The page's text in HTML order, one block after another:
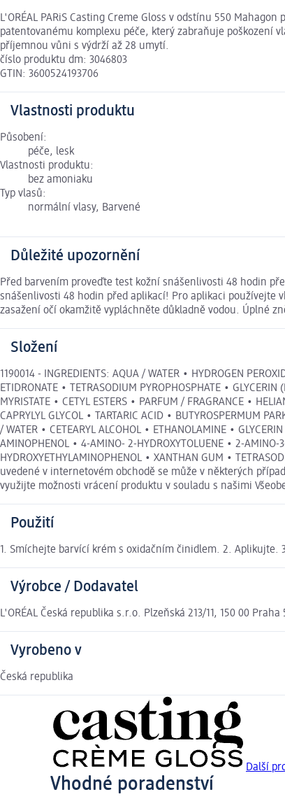
L'ORÉAL PARiS Casting Creme Gloss v odstínu 550
patentovanému komplexu péče, který zabraňuje poškození
příjemnou vůni s výdrží až 28 umytí.
číslo produktu dm: 3046803
GTIN: 3600524193706
Vlastnosti produktu
Působení:
péče, lesk
Vlastnosti produktu:
bez amoniaku
Typ vlasů:
normální vlasy, Barvené
Důležité upozornění
Před barvením proveďte test kožní snášenlivosti 48 hodin
snášenlivosti 48 hodin před aplikací! Pro aplikaci používejte
zasažení očí okamžitě vypláchněte důkladně vodou. Úplné
Složení
1190014 - INGREDIENTS: AQUA / WATER • HYDROGEN
ETIDRONATE • TETRASODIUM PYROPHOSPHATE •
MYRISTATE • CETYL ESTERS • PARFUM / FRAGRANCE •
CAPRYLYL GLYCOL • TARTARIC ACID • BUTYROSPERMUM
/ WATER • CETEARYL ALCOHOL • ETHANOLAMINE •
AMINOPHENOL • 4-AMINO- 2-HYDROXYTOLUENE • 2-AMINO-
HYDROXYETHYLAMINOPHENOL • XANTHAN GUM •
uvedené v internetovém obchodě se může v některých
využijte možnosti vrácení produktu v souladu s našimi
Použití
1. Smíchejte barvící krém s oxidačním činidlem. 2.
Výrobce / Dodavatel
L'ORÉAL Česká republika s.r.o. Plzeňská 213/11, 150 00
Vyrobeno v
Česká republika
Další
Vhodné poradenství